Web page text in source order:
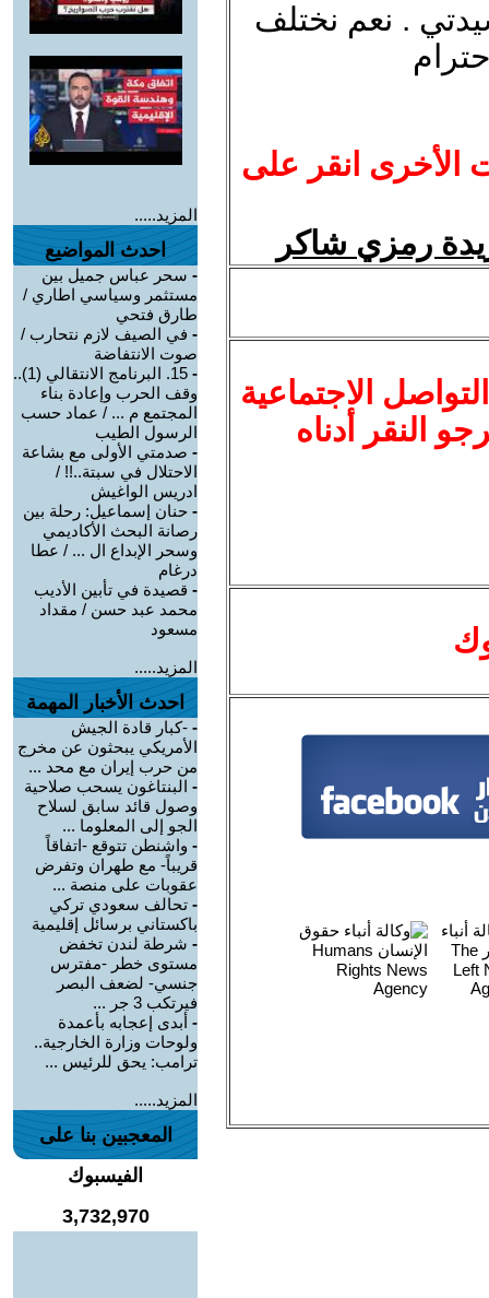
. نعم نختلف
الأخرى انقر على
رمزي شاكر
الاجتماعية
النقر أدناه
المزيد.....
احدث المواضيع
- سحر عباس جميل بين
مستثمر وسياسي اطاري /
طارق فتحي
- في الصيف لازم نتحارب /
صوت الانتفاضة
-
15. البرنامج الانتقالي (1)..
وقف الحرب وإعادة بناء
المجتمع م ... / عماد حسب
الرسول الطيب
- صدمتي الأولى مع بشاعة
الاحتلال في سبتة..!! /
ادريس الواغيش
- حنان إسماعيل: رحلة بين
رصانة البحث الأكاديمي
وسحر الإبداع ال ... / عطا
درغام
- قصيدة في تأبين الأديب
محمد عبد حسن / مقداد
مسعود
المزيد.....
احدث الأخبار المهمة
- -كبار قادة الجيش
الأمريكي يبحثون عن مخرج
من حرب إيران مع محد ...
- البنتاغون يسحب صلاحية
وصول قائد سابق لسلاح
الجو إلى المعلوما ...
- واشنطن تتوقع -اتفاقاً
قريباً- مع طهران وتفرض
عقوبات على منصة ...
- تحالف سعودي تركي
باكستاني برسائل إقليمية
- شرطة لندن تخفض
مستوى خطر -مفترس
جنسي- لضعف البصر
فيرتكب 3 جر ...
- أبدى إعجابه بأعمدة
ولوحات وزارة الخارجية..
ترامب: يحق للرئيس ...
المزيد.....
المعجبين بنا على
الفيسبوك
3,732,970